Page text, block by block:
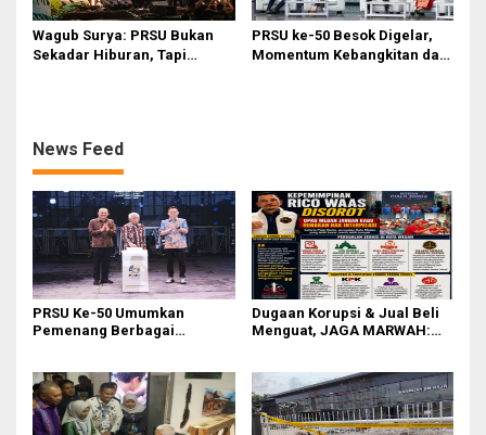
Wagub Surya: PRSU Bukan
Sekadar Hiburan, Tapi
PRSU ke-50 Besok Digelar,
Momentum Kebangkitan dan
News Feed
PRSU Ke-50 Umumkan
Pemenang Berbagai
Dugaan Korupsi & Jual Beli
Menguat, JAGA MARWAH:
Rico Waas